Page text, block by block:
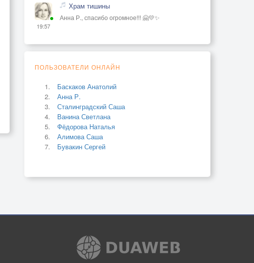
19:57
Храм тишины
Анна Р., спасибо огромное!!! 🤗💛✨
ПОЛЬЗОВАТЕЛИ ОНЛАЙН
Баскаков Анатолий
Анна Р.
Сталинградский Саша
Ванина Светлана
Фёдорова Наталья
Алимова Саша
Бувакин Сергей